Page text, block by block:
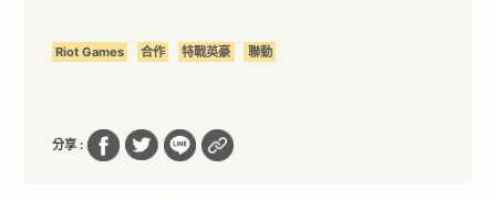
Riot Games 合作 特戰英豪 聯動
分享 :